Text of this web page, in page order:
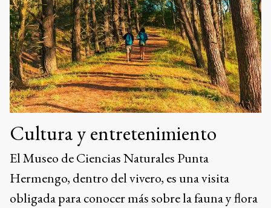
Cultura y entretenimiento
El Museo de Ciencias Naturales Punta
Hermengo, dentro del vivero, es una visita
obligada para conocer más sobre la fauna y flora